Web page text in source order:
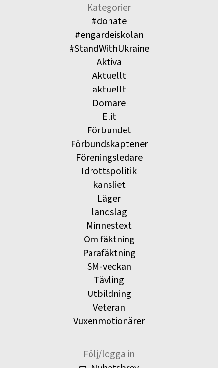
Kategorier
#donate
#engardeiskolan
#StandWithUkraine
Aktiva
Aktuellt
aktuellt
Domare
Elit
Förbundet
Förbundskaptener
Föreningsledare
Idrottspolitik
kansliet
Läger
landslag
Minnestext
Om fäktning
Parafäktning
SM-veckan
Tävling
Utbildning
Veteran
Vuxenmotionärer
Följ/logga in